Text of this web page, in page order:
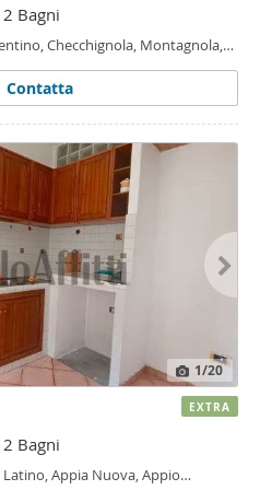
2 Bagni
Checchignola, Montagnola,
Contatta
1/20
2 Bagni
Appia Nuova, Appio
EXTRA